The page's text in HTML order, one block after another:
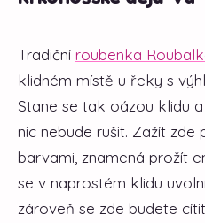
Tradiční roubenka
klidném místě u řeky s
Stane se tak oázou klidu
nic nebude rušit. Zažít zde
barvami, znamená prožít
se v naprostém klidu
zároveň se zde budete